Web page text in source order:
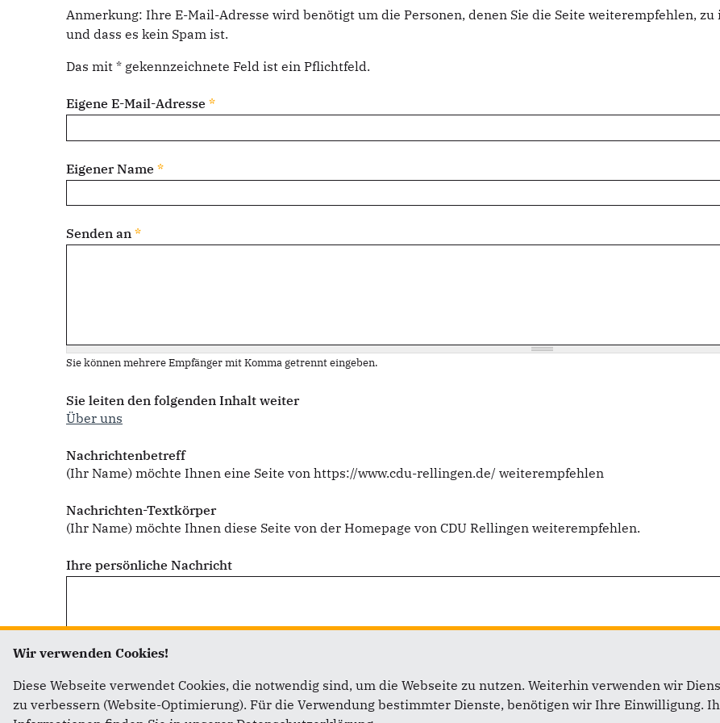
Anmerkung: Ihre E-Mail-Adresse wird benötigt um die Personen, denen Sie die Seite weiterempfehlen,
und dass es kein Spam ist.
Das mit * gekennzeichnete Feld ist ein Pflichtfeld.
Eigene E-Mail-Adresse *
Eigener Name *
Senden an *
Sie können mehrere Empfänger mit Komma getrennt eingeben.
Sie leiten den folgenden Inhalt weiter
Über uns
Nachrichtenbetreff
(Ihr Name) möchte Ihnen eine Seite von https://www.cdu-rellingen.de/ weiterempfehlen
Nachrichten-Textkörper
(Ihr Name) möchte Ihnen diese Seite von der Homepage von CDU Rellingen weiterempfehlen.
Ihre persönliche Nachricht
Wir verwenden Cookies!
Diese Webseite verwendet Cookies, die notwendig sind, um die Webseite zu nutzen. Weiterhin verwenden wir
zu verbessern (Website-Optimierung). Für die Verwendung bestimmter Dienste, benötigen wir Ihre Einwilligung.